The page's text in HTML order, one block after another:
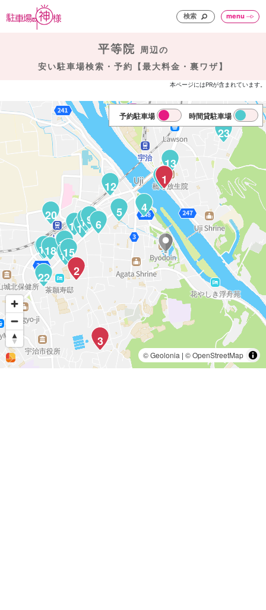
検索 menu
平等院
周辺の
安い駐車場検索・予約【最大料金・裏ワザ】
本ページにはPRが含まれています。
23
22
21
20
191817
16
15
14
13
12
11
10
9
8
7
6
5 4
3
2
1
予約駐車場 時間貸駐車場